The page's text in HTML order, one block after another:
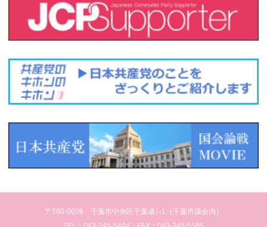
〒260-0026 千葉市中央区千葉港1-1（千葉市議会内）